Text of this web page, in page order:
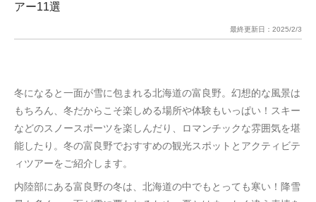
アー11選
最終更新日： 2025/2/3
冬になると一面が雪に包まれる北海道の富良野。幻想的な風景は
もちろん、冬だからこそ楽しめる場所や体験もいっぱい！スキー
などのスノースポーツを楽しんだり、ロマンチックな雰囲気を堪
能したり。冬の富良野でおすすめの観光スポットとアクティビテ
ィツアーをご紹介します。
内陸部にある富良野の冬は、北海道の中でもとっても寒い！降雪